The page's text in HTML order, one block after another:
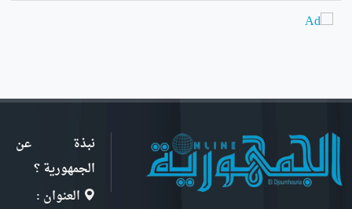
نبذة عن
الجمهورية ؟
العنوان :